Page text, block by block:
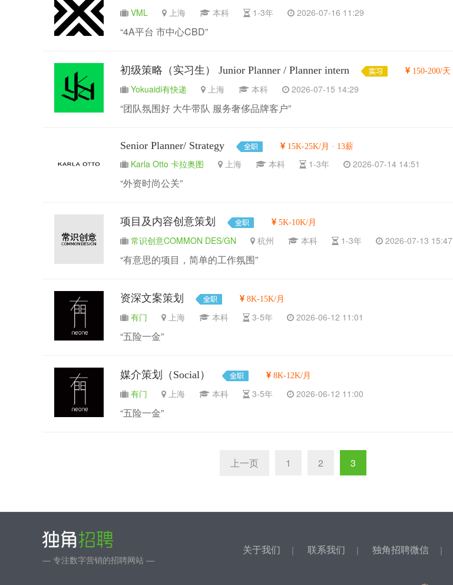
VML 上海 本科 1-3年 2026-07-16 11:29
“4A平台 市中心CBD”
初级策略（实习生） Junior Planner / Planner intern 150-200/天
Yokuaidi有快递 上海 本科 2026-07-15 14:29
“团队氛围好 大牛带队 服务奢侈品牌客户”
Senior Planner/ Strategy 15K-25K/月 · 13薪
Karla Otto 卡拉奥图 上海 本科 1-3年 2026-07-14 14:51
“外资时尚公关”
项目及内容创意策划 5K-10K/月
常识创意COMMON DES/GN 杭州 本科 1-3年 2026-07-13 15:47
“有意思的项目，简单的工作氛围”
资深文案策划 8K-15K/月
有门 上海 本科 3-5年 2026-06-12 11:01
“五险一金”
媒介策划（Social） 8K-12K/月
有门 上海 本科 3-5年 2026-06-12 11:00
“五险一金”
上一页 1 2 3
— 专注数字营销的招聘网站 —
关于我们 ｜ 联系我们 ｜ 独角招聘微信 ｜